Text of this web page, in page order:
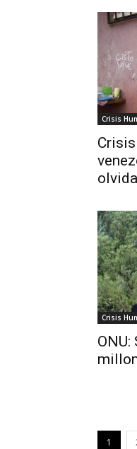
Crisis
Crisis
ONU:
1